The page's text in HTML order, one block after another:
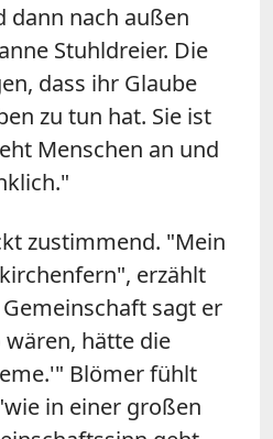
dann nach außen
Stuhldreier. Die
dass ihr Glaube
zu tun hat. Sie ist
Menschen an und
zustimmend. "Mein
erzählt
sagt er
hätte die
Blömer fühlt
in einer großen